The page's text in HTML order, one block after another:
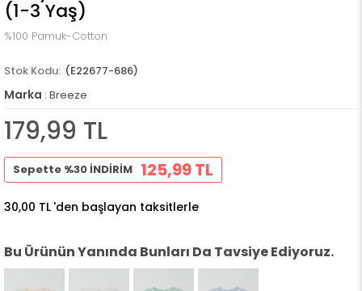
(1-3 Yaş)
%100 Pamuk-Cotton
(E22677-686)
Marka : Breeze
179,99 TL
Sepette %30 İNDİRİM 125,99 TL
30,00 TL 'den başlayan taksitlerle
Bu Ürünün Yanında Bunları Da Tavsiye Ediyoruz.